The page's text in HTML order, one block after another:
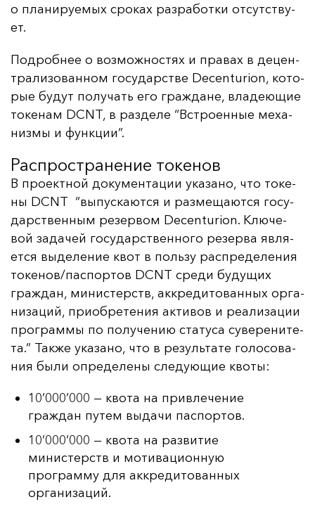
о пла­ни­ру­емых сро­ках раз­ра­бот­ки от­сутс­тву­
ет.
Под­роб­нее о воз­мож­нос­тях и пра­вах в де­цен­
тра­ли­зо­ван­ном го­су­дарс­тве Decenturion, ко­то­
рые бу­дут по­лу­чать его граж­да­не, вла­де­ющие
то­ке­нам DCNT, в раз­де­ле “Встро­ен­ные ме­ха­
низ­мы и фун­кции”.
Распространение токенов
В про­ек­тной до­ку­мен­та­ции ука­за­но, что то­ке­
ны DCNT “вы­пус­ка­ют­ся и раз­ме­ща­ют­ся го­су­
дарс­твен­ным ре­зер­вом Decenturion. Клю­че­
вой за­да­чей го­су­дарс­твен­но­го ре­зер­ва яв­ля­
ет­ся вы­де­ле­ние квот в поль­зу рас­пре­де­ле­ния
то­ке­нов/пас­пор­тов DCNT сре­ди бу­ду­щих
граж­дан, ми­нис­терств, ак­кре­ди­то­ван­ных ор­га­
ни­за­ций, при­об­ре­те­ния ак­ти­вов и ре­али­за­ции
прог­рам­мы по по­лу­че­нию ста­ту­са су­ве­ре­ни­те­
та.” Так­же ука­за­но, что в ре­зуль­та­те го­ло­со­ва­
ния бы­ли оп­ре­де­ле­ны сле­ду­ющие кво­ты:
10’000’000 — квота на привлечение
граждан путем выдачи паспортов.
10’000’000 — квота на развитие
министерств и мотивационную
программу для аккредитованных
организаций.